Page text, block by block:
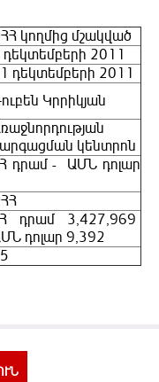
կողմից մշակված
դեկտեմբերի 2011
դեկտեմբերի 2011
Կրրիկյան
կենտրոն
դրամ - ԱՄՆ դոլար
դրամ 3,427,969
դոլար 9,392